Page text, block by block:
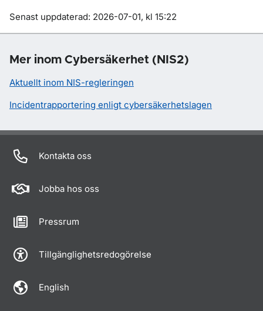
Om sidan
Senast uppdaterad: 2026-07-01, kl 15:22
Mer inom Cybersäkerhet (NIS2)
Aktuellt inom NIS-regleringen
Incidentrapportering enligt cybersäkerhetslagen
Kontakta oss
Jobba hos oss
Pressrum
Tillgänglighetsredogörelse
English